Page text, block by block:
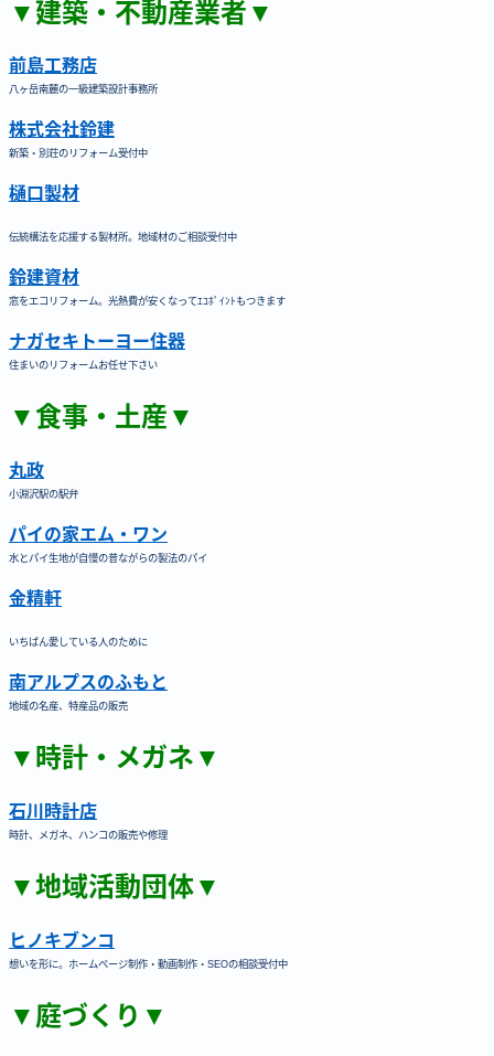
▼建築・不動産業者▼
前島工務店
八ヶ岳南麓の一級建築設計事務所
株式会社鈴建
新築・別荘のリフォーム受付中
樋口製材
伝統構法を応援する製材所。地域材のご相談受付中
鈴建資材
窓をエコリフォーム。光熱費が安くなってｴｺﾎﾟｲﾝﾄもつきます
ナガセキトーヨー住器
住まいのリフォームお任せ下さい
▼食事・土産▼
丸政
小淵沢駅の駅弁
パイの家エム・ワン
水とパイ生地が自慢の昔ながらの製法のパイ
金精軒
いちばん愛している人のために
南アルプスのふもと
地域の名産、特産品の販売
▼時計・メガネ▼
石川時計店
時計、メガネ、ハンコの販売や修理
▼地域活動団体▼
ヒノキブンコ
想いを形に。ホームページ制作・動画制作・SEOの相談受付中
▼庭づくり▼